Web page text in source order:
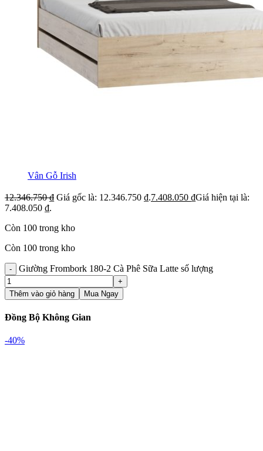
Vân Gỗ Irish
12.346.750₫ Giá gốc là: 12.346.750 ₫.7.408.050 ₫Giá hiện tại là:
7.408.050 ₫.
Còn 100 trong kho
Còn 100 trong kho
Giường Frombork 180-2 Cà Phê Sữa Latte số lượng
Thêm vào giỏ hàng Mua Ngay
Đồng Bộ Không Gian
-40%